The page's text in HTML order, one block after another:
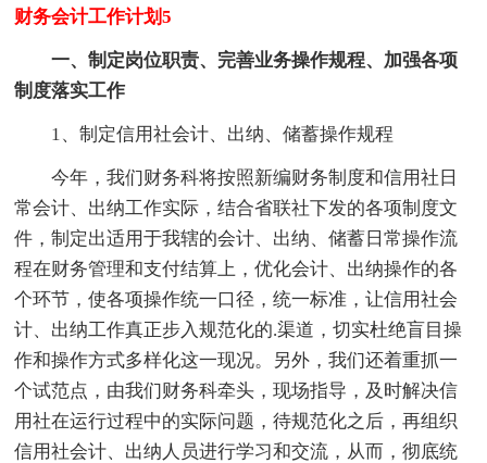
财务会计工作计划5
一、制定岗位职责、完善业务操作规程、加强各项
制度落实工作
1、制定信用社会计、出纳、储蓄操作规程
今年，我们财务科将按照新编财务制度和信用社日
常会计、出纳工作实际，结合省联社下发的各项制度文
件，制定出适用于我辖的会计、出纳、储蓄日常操作流
程在财务管理和支付结算上，优化会计、出纳操作的各
个环节，使各项操作统一口径，统一标准，让信用社会
计、出纳工作真正步入规范化的.渠道，切实杜绝盲目操
作和操作方式多样化这一现况。另外，我们还着重抓一
个试范点，由我们财务科牵头，现场指导，及时解决信
用社在运行过程中的实际问题，待规范化之后，再组织
信用社会计、出纳人员进行学习和交流，从而，彻底统